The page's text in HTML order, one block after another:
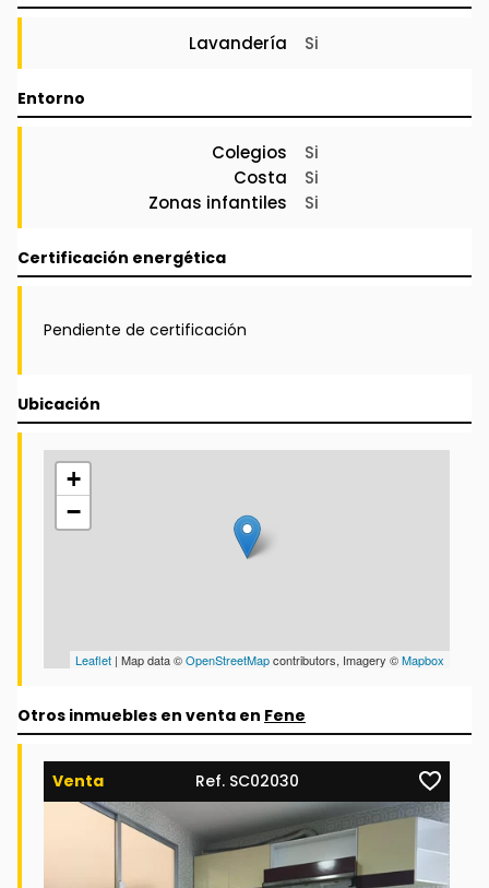
Lavandería Si
Entorno
Colegios
Si
Costa
Si
Zonas infantiles
Si
Certificación energética
Pendiente de certificación
Ubicación
+
−
Leaflet | Map data ©OpenStreetMapcontributors, Imagery ©Mapbox
Otros inmuebles en venta en Fene
Venta Ref. SC02030